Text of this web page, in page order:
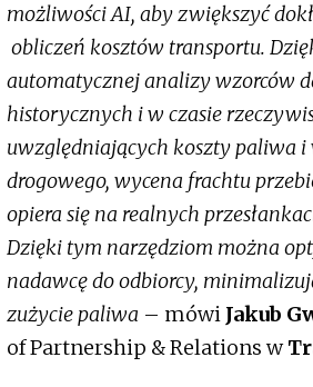
możliwości AI, aby zwiększyć
obliczeń kosztów transportu.
automatycznej analizy wzorców
historycznych i w czasie
uwzględniających koszty paliwa
drogowego, wycena frachtu
opiera się na realnych
Dzięki tym narzędziom można
nadawcę do odbiorcy,
zużycie paliwa – mówi Jakub
of Partnership & Relations w